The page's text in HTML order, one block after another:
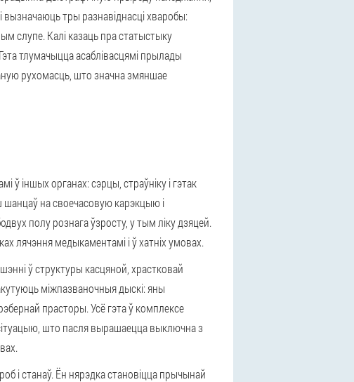
вызначаюць тры разнавіднасці хваробы:
слупе. Калі казаць пра статыстыку
тлумачыцца асаблівасцямі прылады
рухомасць, што значна змяншае
ў іншых органах: сэрцы, страўніку і гэтак
шанцаў на своечасовую карэкцыю і
полу рознага ўзросту, у тым ліку дзяцей.
лячэння медыкаментамі і ў хатніх умовах.
ў структуры касцяной, храстковай
міжпазваночныя дыскі: яны
прасторы. Усё гэта ў комплексе
што пасля вырашаецца выключна з
і станаў. Ён нярэдка становіцца прычынай